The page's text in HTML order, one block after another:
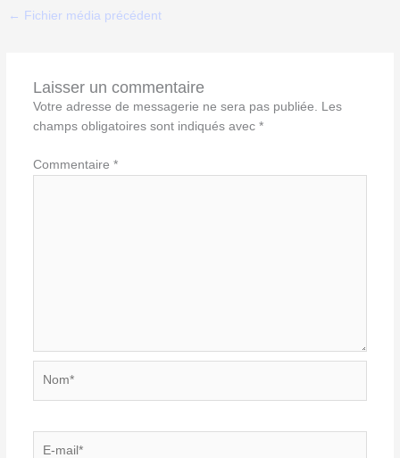
← Fichier média précédent
Laisser un commentaire
Votre adresse de messagerie ne sera pas publiée. Les
champs obligatoires sont indiqués avec *
Commentaire *